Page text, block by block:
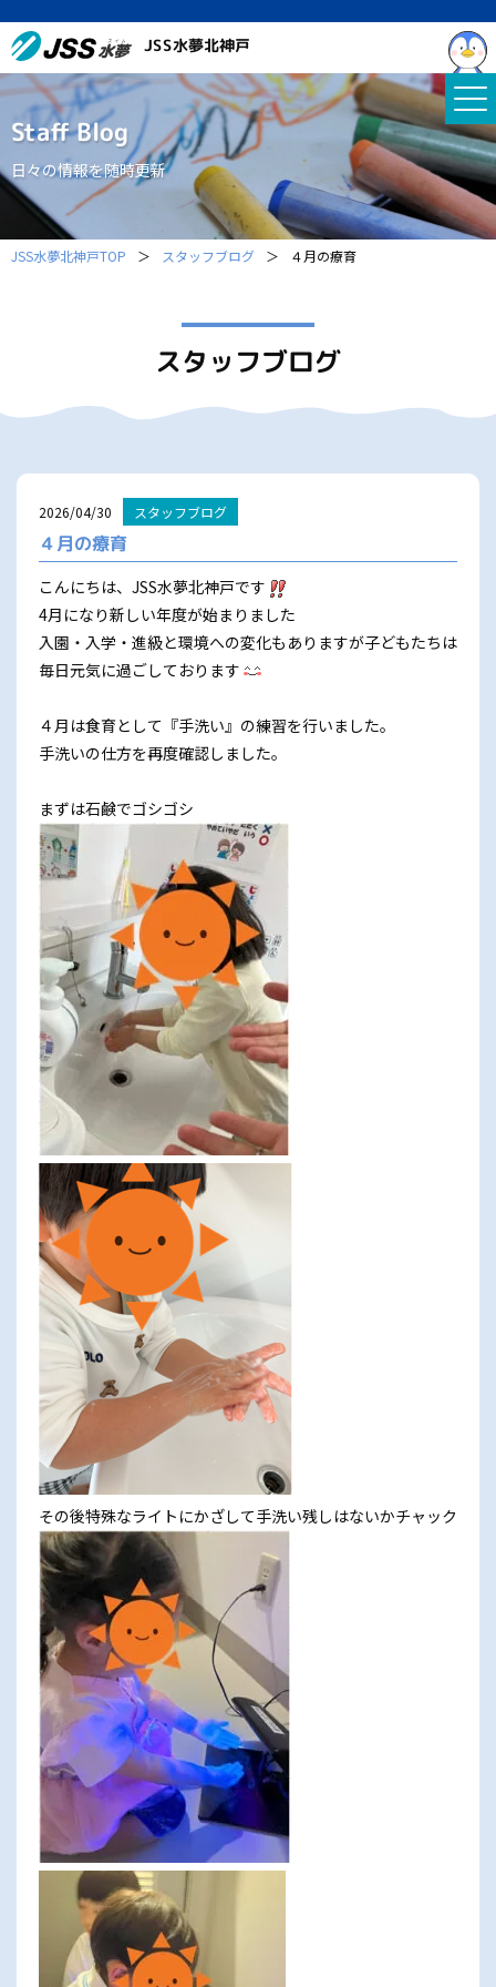
JSS水夢北神戸
Staff Blog
日々の情報を随時更新
JSS水夢北神戸TOP ＞ スタッフブログ ＞ ４月の療育
スタッフブログ
2026/04/30 スタッフブログ
４月の療育
こんにちは、JSS水夢北神戸です
4月になり新しい年度が始まりました
入園・入学・進級と環境への変化もありますが子どもたちは
毎日元気に過ごしております
４月は食育として『手洗い』の練習を行いました。
手洗いの仕方を再度確認しました。
まずは石鹸でゴシゴシ
その後特殊なライトにかざして手洗い残しはないかチャック